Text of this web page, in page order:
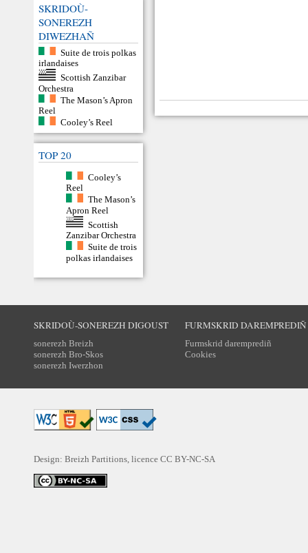
SKRIDOÙ-
SONEREZH
DIWEZHAÑ
Suite de trois polkas
irlandaises
Scottish Zanzibar
Orchestra
The Mason’s Apron
Reel
Cooley’s Reel
TOP 20
Cooley’s
Reel
The Mason’s
Apron Reel
Scottish
Zanzibar Orchestra
Suite de trois
polkas irlandaises
SKRIDOÙ-SONEREZH DIGOUST
sonerezh Breizh
sonerezh Bro-Skos
sonerezh Iwerzhon
FURMSKRID DAREMPREDIÑ
Furmskrid daremprediñ
Cookies
Design: Breizh Partitions, licence CC BY-NC-SA